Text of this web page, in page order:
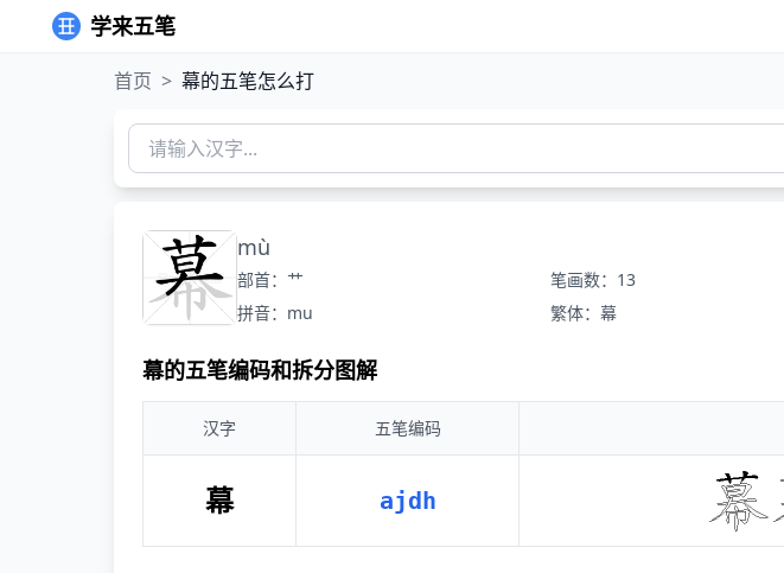
学来五笔
首页 > 幕的五笔怎么打
mù
部首：艹 笔画数：13
拼音：mu
繁体：幕
幕的五笔编码和拆分图解
汉字 五笔编码
幕 ajdh